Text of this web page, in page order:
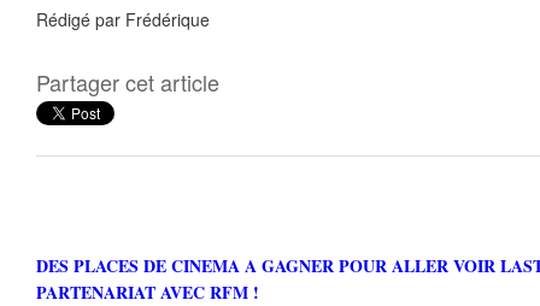
Rédigé par Frédérique
Partager cet article
DES PLACES DE CINEMA A GAGNER POUR ALLER VOIR LAST CHRISTMAS EN
PARTENARIAT AVEC RFM !